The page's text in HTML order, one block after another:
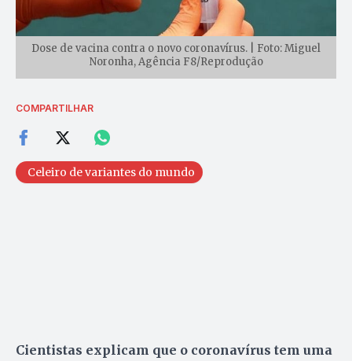
Dose de vacina contra o novo coronavírus. | Foto: Miguel
Noronha, Agência F8/Reprodução
COMPARTILHAR
Celeiro de variantes do mundo
Cientistas explicam que o coronavírus tem uma